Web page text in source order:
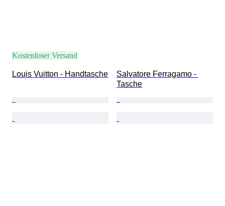
Kostenloser Versand
Louis Vuitton - Handtasche
Salvatore Ferragamo -
Tasche